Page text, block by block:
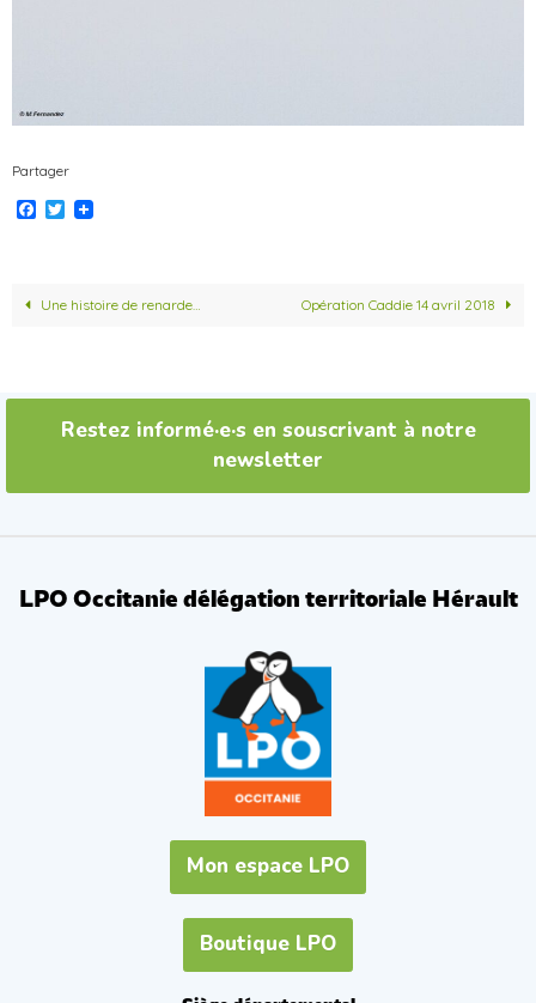
Partager
F
o
T
e
Une histoire de renarde… Opération Caddie 14 avril 2018
Restez informé·e·s en souscrivant à notre
newsletter
LPO Occitanie délégation territoriale Hérault
Mon espace LPO
Boutique LPO